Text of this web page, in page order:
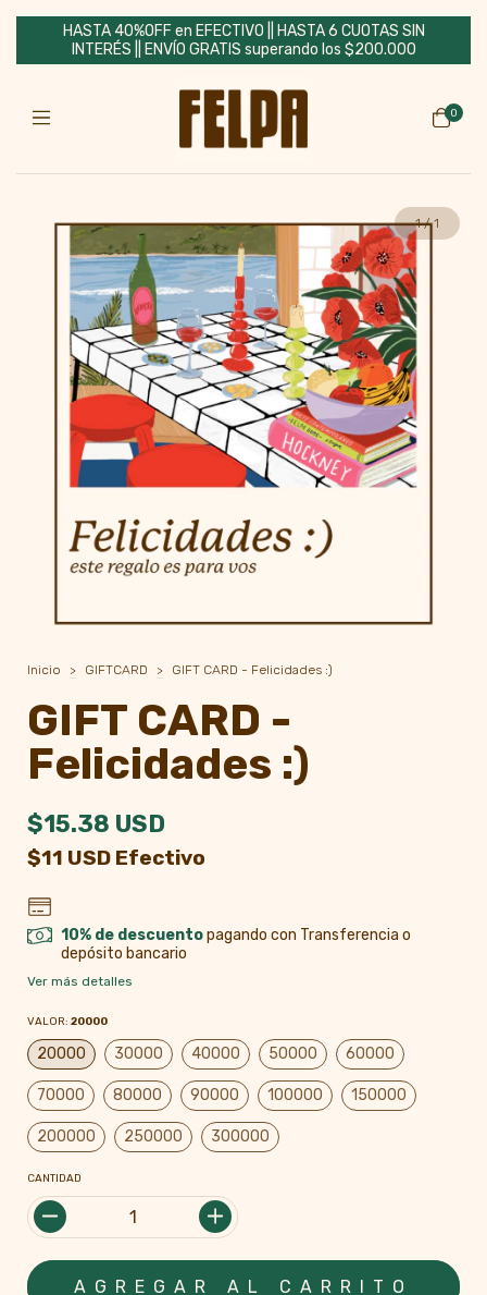
HASTA 40%OFF en EFECTIVO || HASTA 6 CUOTAS SIN
INTERÉS || ENVÍO GRATIS superando los $200.000
0
1/1
Inicio > GIFTCARD > GIFT CARD - Felicidades :)
GIFT CARD -
Felicidades :)
$15.38 USD
$11 USD Efectivo
10% de descuentopagando con Transferencia o
depósito bancario
Ver más detalles
VALOR: 20000
20000 30000 40000 50000 60000
70000 80000 90000 100000 150000
200000 250000 300000
CANTIDAD